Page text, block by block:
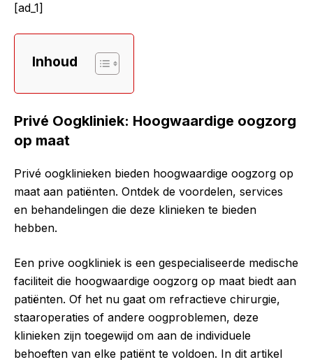
[ad_1]
Inhoud
Privé Oogkliniek: Hoogwaardige oogzorg
op maat
Privé oogklinieken bieden hoogwaardige oogzorg op
maat aan patiënten. Ontdek de voordelen, services
en behandelingen die deze klinieken te bieden
hebben.
Een prive oogkliniek is een gespecialiseerde medische
faciliteit die hoogwaardige oogzorg op maat biedt aan
patiënten. Of het nu gaat om refractieve chirurgie,
staaroperaties of andere oogproblemen, deze
klinieken zijn toegewijd om aan de individuele
behoeften van elke patiënt te voldoen. In dit artikel